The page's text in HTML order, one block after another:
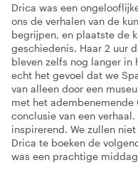
Drica was een
ons de verhalen van de
begrijpen, en plaatste de
geschiedenis. Haar 2 uur
bleven zelfs nog langer in
echt het gevoel dat we
van alleen door een
met het adembenemende
conclusie van een
inspirerend. We zullen
Drica te boeken de
was een prachtige